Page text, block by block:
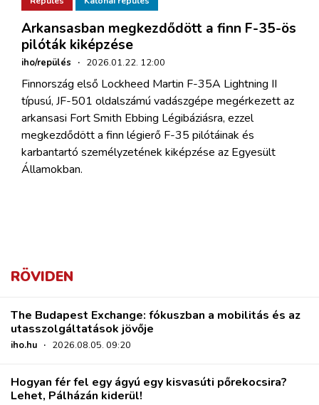
Arkansasban megkezdődött a finn F-35-ös
pilóták kiképzése
iho/repülés · 2026.01.22. 12:00
Finnország első Lockheed Martin F-35A Lightning II
típusú, JF-501 oldalszámú vadászgépe megérkezett az
arkansasi Fort Smith Ebbing Légibáziásra, ezzel
megkezdődött a finn légierő F-35 pilótáinak és
karbantartó személyzetének kiképzése az Egyesült
Államokban.
RÖVIDEN
The Budapest Exchange: fókuszban a mobilitás és az
utasszolgáltatások jövője
iho.hu · 2026.08.05. 09:20
Hogyan fér fel egy ágyú egy kisvasúti pőrekocsira?
Lehet, Pálházán kiderül!